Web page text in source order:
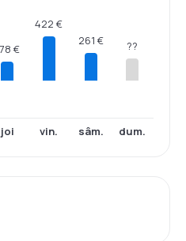
€
joi
422 €
vin.
261 €
sâm.
??
dum.